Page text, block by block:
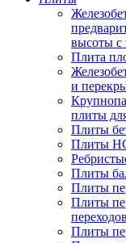
высоты с
Плита
и
плиты
Плиты
Плиты
Плиты
Плиты
Плиты
переходов
Плиты